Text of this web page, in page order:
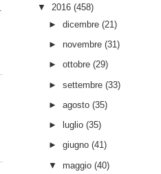
▼ 2016 (458)
► dicembre (21)
► novembre (31)
► ottobre (29)
► settembre (33)
► agosto (35)
►
luglio (35)
► giugno (41)
▼ maggio (40)